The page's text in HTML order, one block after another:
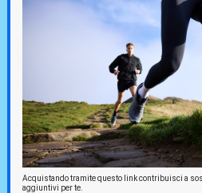
Acquistando tramite questo link contribuisci a
aggiuntivi per te.